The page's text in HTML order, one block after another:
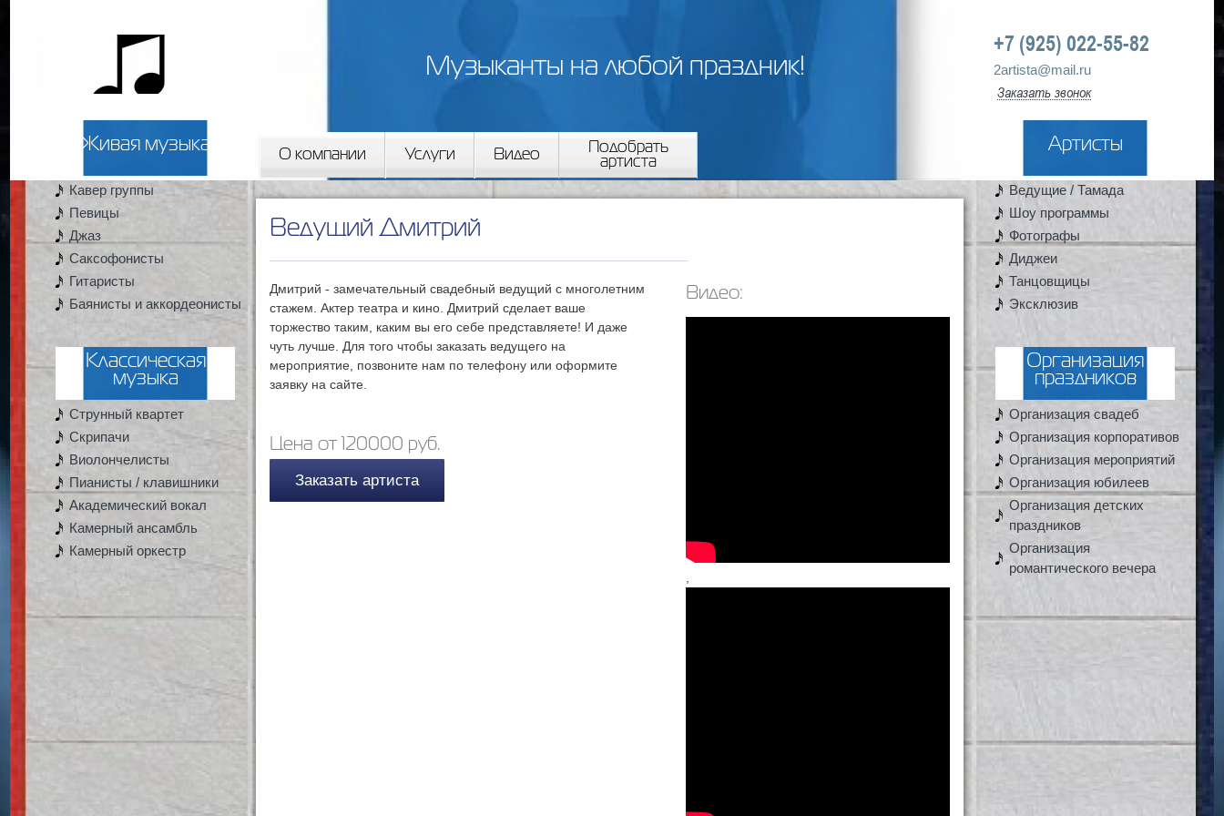
Музыканты на любой праздник!
+7 (925) 022-55-82
2artista@mail.ru
Заказать звонок
О компании Услуги Видео
Подобрать
артиста
Вы здесь
Живая музыка
Кавер группы
Певицы
Джаз
Саксофонисты
Гитаристы
Баянисты и аккордеонисты
Классическая
музыка
Струнный квартет
Скрипачи
Виолончелисты
Пианисты / клавишники
Академический вокал
Камерный ансамбль
Камерный оркестр
Ведущий Дмитрий
Дмитрий - замечательный свадебный ведущий с многолетним
стажем. Актер театра и кино. Дмитрий сделает ваше
торжество таким, каким вы его себе представляете! И даже
чуть лучше. Для того чтобы заказать ведущего на
мероприятие, позвоните нам по телефону или оформите
заявку на сайте.
Цена от 120000 руб.
Заказать артиста
Видео:
Артисты
Ведущие / Тамада
Шоу программы
Фотографы
Диджеи
Танцовщицы
Эксклюзив
Организация
праздников
Организация свадеб
Организация корпоративов
Организация мероприятий
Организация юбилеев
Организация детских
праздников
Организация
романтического вечера